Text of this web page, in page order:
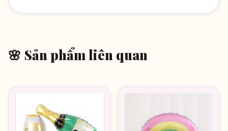
🌸 Sản phẩm liên quan